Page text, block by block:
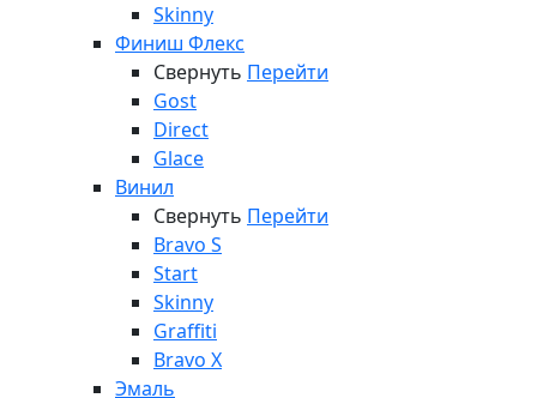
Skinny
Финиш Флекс
Свернуть Перейти
Gost
Direct
Glace
Винил
Свернуть Перейти
Bravo S
Start
Skinny
Graffiti
Bravo X
Эмаль